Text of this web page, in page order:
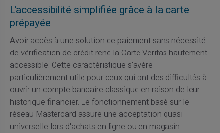
L'accessibilité simplifiée grâce à la carte
prépayée
Avoir accès à une solution de paiement sans nécessité
de vérification de crédit rend la Carte Veritas hautement
accessible. Cette caractéristique s'avère
particulièrement utile pour ceux qui ont des difficultés à
ouvrir un compte bancaire classique en raison de leur
historique financier. Le fonctionnement basé sur le
réseau Mastercard assure une acceptation quasi
universelle lors d'achats en ligne ou en magasin.